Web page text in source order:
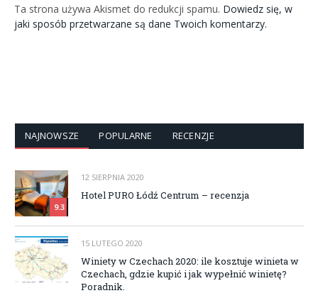
Ta strona używa Akismet do redukcji spamu. Dowiedz się, w
jaki sposób przetwarzane są dane Twoich komentarzy.
NAJNOWSZE POPULARNE RECENZJE
9.3
12 SIERPNIA 2020
Hotel PURO Łódź Centrum – recenzja
15 LUTEGO 2020
Winiety w Czechach 2020: ile kosztuje winieta w
Czechach, gdzie kupić i jak wypełnić winietę?
Poradnik.